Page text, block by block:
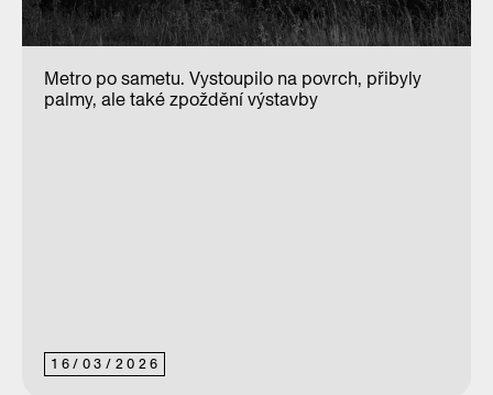
16/ 03/ 2026
Metro po sametu. Vystoupilo na povrch, přibyly
palmy, ale také zpoždění výstavby